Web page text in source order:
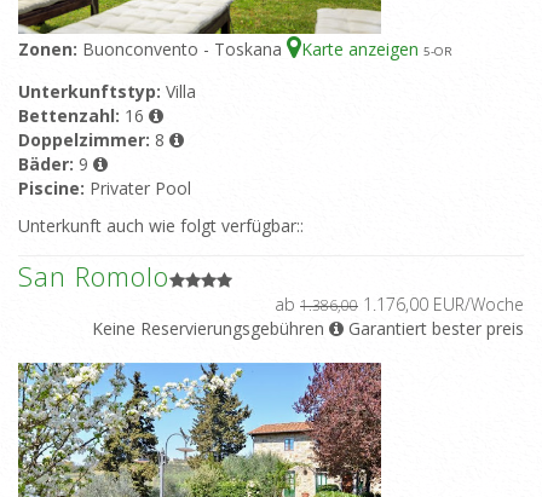
Zonen: Buonconvento - Toskana Karte anzeigen 5-OR
Unterkunftstyp: Villa
Bettenzahl: 16
Doppelzimmer: 8
Bäder: 9
Piscine: Privater Pool
Unterkunft auch wie folgt verfügbar::
San Romolo
ab 1.386,00 1.176,00 EUR/Woche
Keine Reservierungsgebühren
Garantiert bester preis